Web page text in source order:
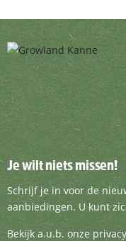
Je wilt niets missen!
Schrijf je in voor
Je wilt niets missen!
Schrijf je in voor de
aanbiedingen. U kunt
Bekijk a.u.b. onze